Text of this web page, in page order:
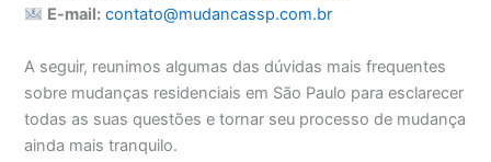
E-mail: contato@mudancassp.com.br
A seguir, reunimos algumas das dúvidas mais frequentes
sobre mudanças residenciais em São Paulo para esclarecer
todas as suas questões e tornar seu processo de mudança
ainda mais tranquilo.